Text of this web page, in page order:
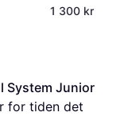
1 300 kr
System Junior
for tiden det